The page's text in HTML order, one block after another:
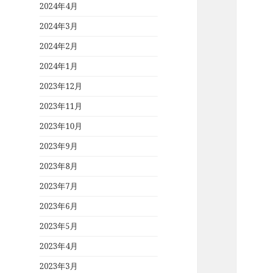
2024年4月
2024年3月
2024年2月
2024年1月
2023年12月
2023年11月
2023年10月
2023年9月
2023年8月
2023年7月
2023年6月
2023年5月
2023年4月
2023年3月